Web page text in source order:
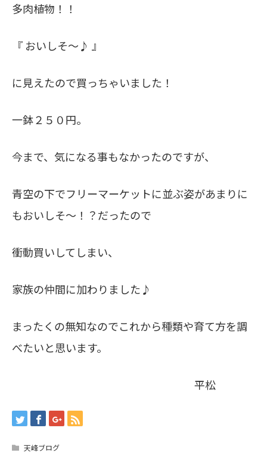
多肉植物！！
『 おいしそ～♪ 』
に見えたので買っちゃいました！
一鉢２５０円。
今まで、気になる事もなかったのですが、
青空の下でフリーマーケットに並ぶ姿があまりに
もおいしそ～！？だったので
衝動買いしてしまい、
家族の仲間に加わりました♪
まったくの無知なのでこれから種類や育て方を調
べたいと思います。
平松
天峰ブログ